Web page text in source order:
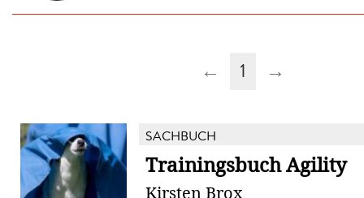
← 1 →
SACHBUCH
Trainingsbuch Agility
Kirsten Brox